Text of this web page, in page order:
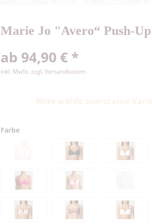
Marie Jo "Avero“ Push-Up
ab 94,90 € *
inkl. MwSt. zzgl. Versandkosten
Farbe